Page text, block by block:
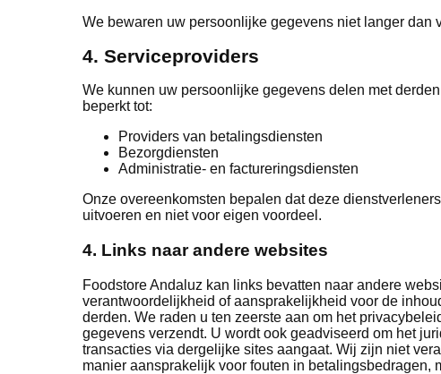
We bewaren uw persoonlijke gegevens niet langer dan
4. Serviceproviders
We kunnen uw persoonlijke gegevens delen met
beperkt tot:
Providers van betalingsdiensten
Bezorgdiensten
Administratie- en factureringsdiensten
Onze overeenkomsten bepalen dat deze
uitvoeren en niet voor eigen voordeel.
4. Links naar andere websites
Foodstore Andaluz kan links bevatten naar andere
verantwoordelijkheid of aansprakelijkheid voor de
derden. We raden u ten zeerste aan om het
gegevens verzendt. U wordt ook geadviseerd om het
transacties via dergelijke sites aangaat. Wij zijn niet
manier aansprakelijk voor fouten in betalingsbedragen,